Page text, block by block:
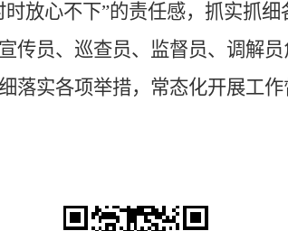
时放心不下”的责任感，抓实抓
传员、巡查员、监督员、调解
落实各项举措，常态化开展工